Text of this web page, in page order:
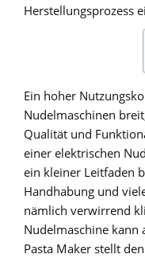
Herstellungsprozess
Ein hoher
Nudelmaschinen
Qualität und
einer elektrischen
ein kleiner Leitfaden
Handhabung und
nämlich verwirrend
Nudelmaschine kann
Pasta Maker stellt